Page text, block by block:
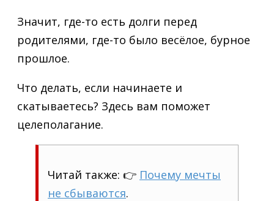
Значит, где-то есть долги перед
родителями, где-то было весёлое, бурное
прошлое.
Что делать, если начинаете и
скатываетесь? Здесь вам поможет
целеполагание.
Читай также: 👉 Почему мечты
не сбываются.